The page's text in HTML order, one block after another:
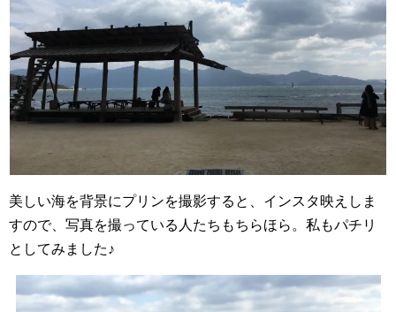
美しい海を背景にプリンを撮影すると、インスタ映えしま
すので、写真を撮っている人たちもちらほら。私もパチリ
としてみました♪